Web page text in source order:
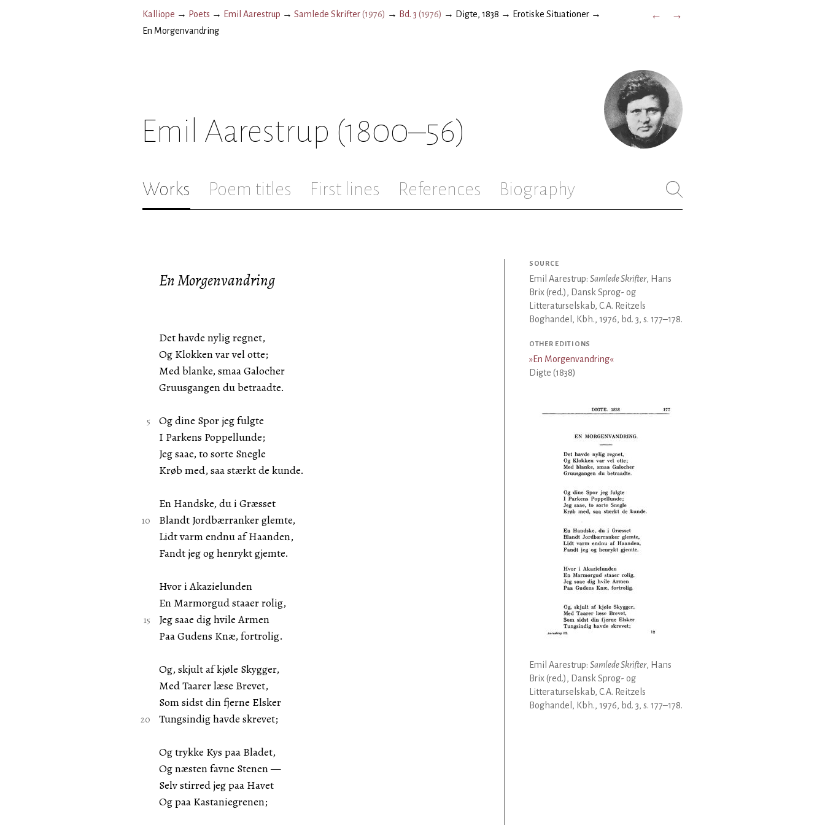
Kalliope → Poets → Emil Aarestrup → Samlede Skrifter(1976) → Bd. 3 (1976) → Digte, 1838 → Erotiske Situationer →
En Morgenvandring
← →
Emil Aarestrup (1800–56)
Works Poem titles First lines References Biography
En Morgenvandring
Det havde nylig regnet,
Og Klokken var vel otte;
Med blanke, smaa Galocher
Gruusgangen du betraadte.
Og dine Spor jeg fulgte
I Parkens Poppellunde;
Jeg saae, to sorte Snegle
Krøb med, saa stærkt de kunde.
En Handske, du i Græsset
Blandt Jordbærranker glemte,
Lidt varm endnu af Haanden,
Fandt jeg og henrykt gjemte.
Hvor i Akazielunden
En Marmorgud staaer rolig,
Jeg saae dig hvile Armen
Paa Gudens Knæ, fortrolig.
Og, skjult af kjøle Skygger,
Med Taarer læse Brevet,
Som sidst din fjerne Elsker
Tungsindig havde skrevet;
Og trykke Kys paa Bladet,
Og næsten favne Stenen —
Selv stirred jeg paa Havet
Og paa Kastaniegrenen;
SOURCE
Emil Aarestrup: Samlede Skrifter, Hans
Brix (red.), Dansk Sprog- og
Litteraturselskab, C.A. Reitzels
Boghandel, Kbh., 1976, bd. 3, s. 177–178.
OTHER EDITIONS
»En Morgenvandring«
Digte (1838)
Emil Aarestrup: Samlede Skrifter, Hans
Brix (red.), Dansk Sprog- og
Litteraturselskab, C.A. Reitzels
Boghandel, Kbh., 1976, bd. 3, s. 177–178.